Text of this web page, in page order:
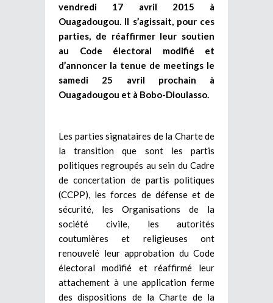
vendredi 17 avril 2015 à
Ouagadougou. Il s’agissait, pour ces
parties, de réaffirmer leur soutien
au Code électoral modifié et
d’annoncer la tenue de meetings le
samedi 25 avril prochain à
Ouagadougou et à Bobo-Dioulasso.
Les parties signataires de la Charte de
la transition que sont les partis
politiques regroupés au sein du Cadre
de concertation de partis politiques
(CCPP), les forces de défense et de
sécurité, les Organisations de la
société civile, les autorités
coutumières et religieuses ont
renouvelé leur approbation du Code
électoral modifié et réaffirmé leur
attachement à une application ferme
des dispositions de la Charte de la